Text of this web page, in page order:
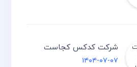
شرکت کدکس کجاست
۱۴۰۴-۰۷-۰۷